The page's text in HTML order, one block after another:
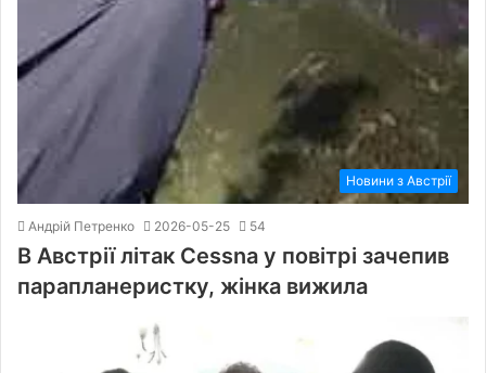
Новини з Австрії
Андрій Петренко 2026-05-25 54
В Австрії літак Cessna у повітрі зачепив
парапланеристку, жінка вижила